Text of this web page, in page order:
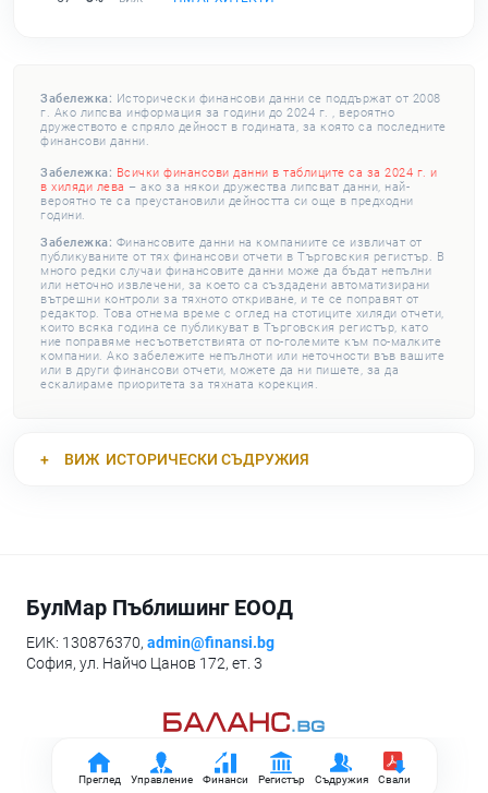
Преглед Управление Финанси Регистър Съдружия Свали
Забележка: Исторически финансови данни се поддържат от 2008
г. Ако липсва информация за години до 2024 г. , вероятно
дружеството е спряло дейност в годината, за която са последните
финансови данни.
Забележка: Всички финансови данни в таблиците са за 2024 г. и
в хиляди лева – ако за някои дружества липсват данни, най-
вероятно те са преустановили дейността си още в предходни
години.
Забележка: Финансовите данни на компаниите се извличат от
публикуваните от тях финансови отчети в Търговския регистър. В
много редки случаи финансовите данни може да бъдат непълни
или неточно извлечени, за което са създадени автоматизирани
вътрешни контроли за тяхното откриване, и те се поправят от
редактор. Това отнема време с оглед на стотиците хиляди отчети,
които всяка година се публикуват в Търговския регистър, като
ние поправяме несъответствията от по-големите към по-малките
компании. Ако забележите непълноти или неточности във вашите
или в други финансови отчети, можете да ни пишете, за да
ескалираме приоритета за тяхната корекция.
ВИЖ ИСТОРИЧЕСКИ СЪДРУЖИЯ
БулМар Пъблишинг ЕООД
ЕИК: 130876370, admin@finansi.bg
София, ул. Найчо Цанов 172, ет. 3